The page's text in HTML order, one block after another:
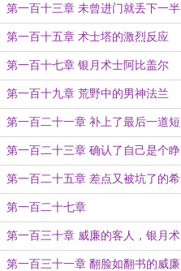
峰
第一百十三章 未曾进门就丢下一半
命的协会特使
第一百十五章 术士塔的激烈反应
第一百十七章 银月术士阿比盖尔
第一百十九章 荒野中的男神法兰
第一百二十一章 补上了最后一道短
板的时空神系
第一百二十三章 确认了自己是个睁
眼瞎的希尔
第一百二十五章 差点又被坑了的希
尔（秦风abc的万赏加更）
第一百二十七章
第一百三十章 威廉的客人，银月术
士巴伦西亚
第一百三十一章 翻脸如翻书的威廉